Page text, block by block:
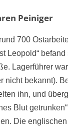
Peiniger
700
Leopold“
Lagerführer
nicht bekannt).
ihn, und
Blut
Die